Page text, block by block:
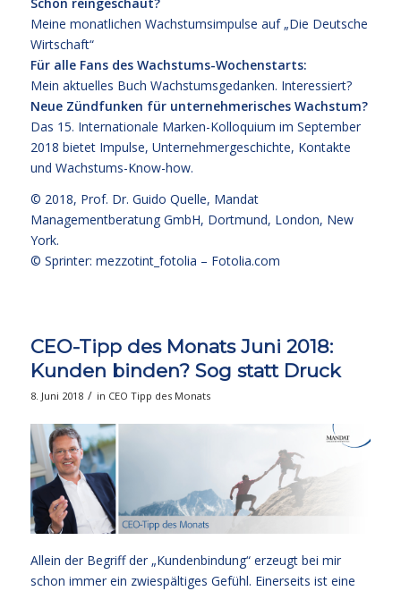
Meine monatlichen Wachstumsimpulse auf „Die Deutsche
Wirtschaft“
Für alle Fans des Wachstums-Wochenstarts:
Mein aktuelles Buch Wachstumsgedanken. Interessiert?
Neue Zündfunken für unternehmerisches Wachstum?
Das 15. Internationale Marken-Kolloquium im September
2018 bietet Impulse, Unternehmergeschichte, Kontakte
und Wachstums-Know-how.
© 2018, Prof. Dr. Guido Quelle, Mandat
Managementberatung GmbH, Dortmund, London, New
York.
© Sprinter: mezzotint_fotolia – Fotolia.com
CEO-Tipp des Monats Juni 2018:
Kunden binden? Sog statt Druck
8. Juni 2018 / in CEO Tipp des Monats
Allein der Begriff der „Kundenbindung“ erzeugt bei mir
schon immer ein zwiespältiges Gefühl. Einerseits ist eine